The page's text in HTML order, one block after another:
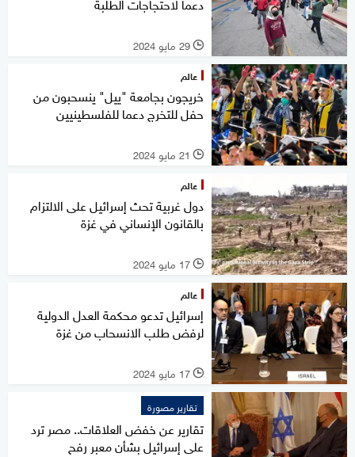
l 29 مايو 2024
عالم
خريجون بجامعة "ييل" ينسحبون من
حفل للتخرج دعما للفلسطينيين
l 21 مايو 2024
عالم
دول غربية تحث إسرائيل على الالتزام
بالقانون الإنساني في غزة
l 17 مايو 2024
عالم
إسرائيل تدعو محكمة العدل الدولية
لرفض طلب الانسحاب من غزة
l 17 مايو 2024
تقارير مصورة
تقارير عن خفض العلاقات.. مصر ترد
على إسرائيل بشأن معبر رفح